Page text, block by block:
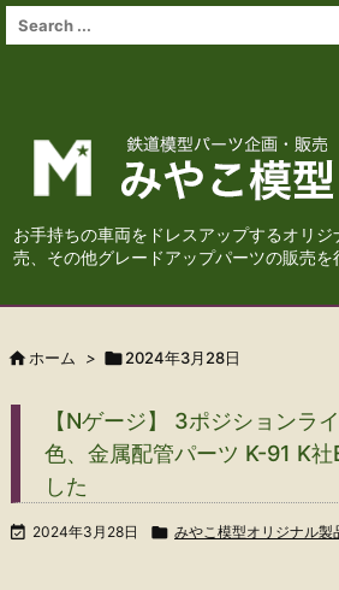
お手持ちの車両をドレスアップするオリジ
売、その他グレードアップパーツの販売
 ホーム > 2024年3月28日
【Nゲージ】 3ポジションラ
色、金属配管パーツ K-91 K社
した
 2024年3月28日  みやこ模型オリジナル製